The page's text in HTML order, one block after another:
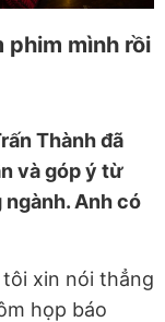
phim mình rồi
Thành đã
và góp ý từ
Anh có
xin nói thẳng
họp báo